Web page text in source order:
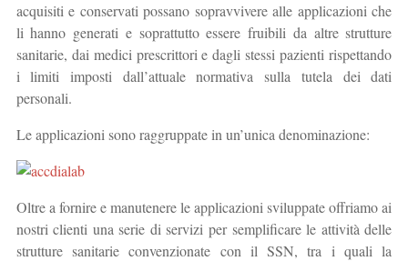
acquisiti e conservati possano sopravvivere alle applicazioni che
li hanno generati e soprattutto essere fruibili da altre strutture
sanitarie, dai medici prescrittori e dagli stessi pazienti rispettando
i limiti imposti dall’attuale normativa sulla tutela dei dati
personali.
Le applicazioni sono raggruppate in un’unica denominazione:
Oltre a fornire e manutenere le applicazioni sviluppate offriamo ai
nostri clienti una serie di servizi per semplificare le attività delle
strutture sanitarie convenzionate con il SSN, tra i quali la